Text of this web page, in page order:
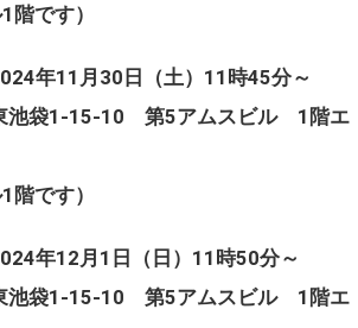
階です）
年11月30日（土）11時45分～
池袋1-15-10 第5アムスビル 1階エ
階です）
年12月1日（日）11時50分～
池袋1-15-10 第5アムスビル 1階エ